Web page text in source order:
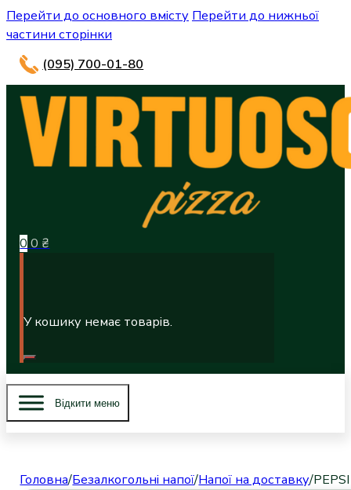
Перейти до основного вмісту Перейти до нижньої
частини сторінки
(095) 700-01-80
0 0 ₴
У кошику немає товарів.
Вiдкити меню
Головна/Безалкогольні напої/Напої на доставку/